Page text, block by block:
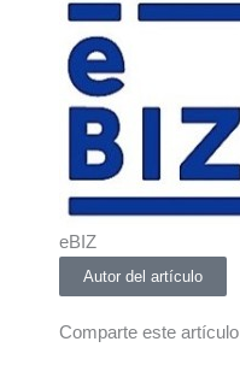
eBIZ
Autor del artículo
Comparte este artículo